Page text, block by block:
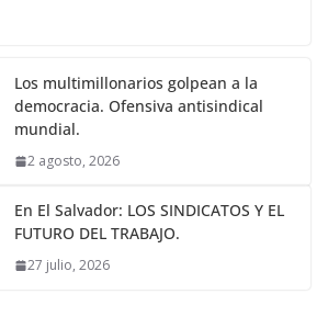
Los multimillonarios golpean a la
democracia. Ofensiva antisindical
mundial.
2 agosto, 2026
En El Salvador: LOS SINDICATOS Y EL
FUTURO DEL TRABAJO.
27 julio, 2026